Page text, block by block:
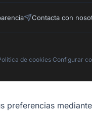
Contacta con
de cookies·Configurar